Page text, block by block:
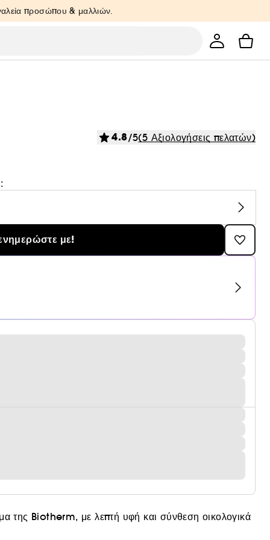
προσώπου & μαλλιών.
4.8/5(5 Αξιολογήσεις πελατών)
με!
της Biotherm, με λεπτή υφή και σύνθεση οικολογικά